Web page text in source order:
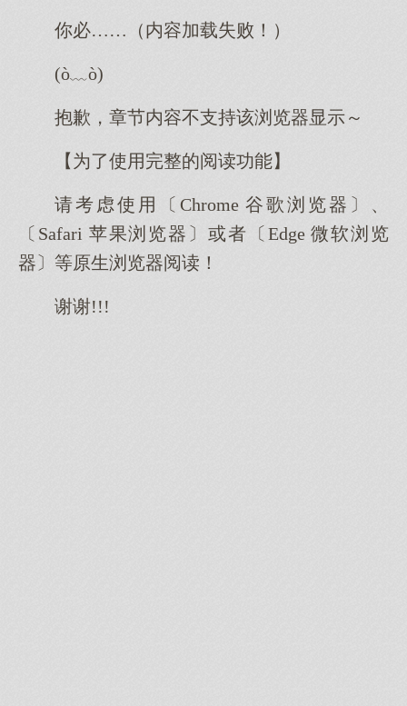
你必……（内容加载失败！）
(ò﹏ò)
抱歉，章节内容不支持该浏览器显示～
【为了使用完整的阅读功能】
请考虑使用〔Chrome 谷歌浏览器〕、
〔Safari 苹果浏览器〕或者〔Edge 微软浏览
器〕等原生浏览器阅读！
谢谢!!!